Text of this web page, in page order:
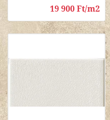
19 900 Ft/m2